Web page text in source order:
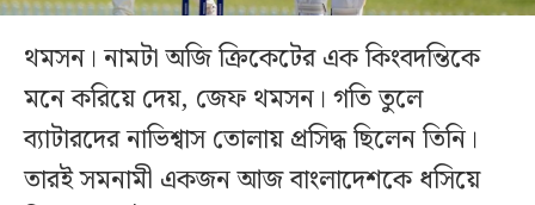
থমসন। নামটা অজি ক্রিকেটের এক কিংবদন্তিকে
মনে করিয়ে দেয়, জেফ থমসন। গতি তুলে
ব্যাটারদের নাভিশ্বাস তোলায় প্রসিদ্ধ ছিলেন তিনি।
তারই সমনামী একজন আজ বাংলাদেশকে ধসিয়ে